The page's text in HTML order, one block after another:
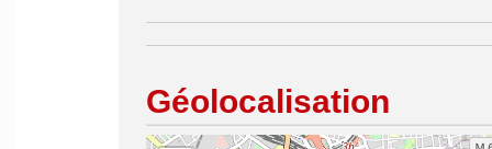
Géolocalisation